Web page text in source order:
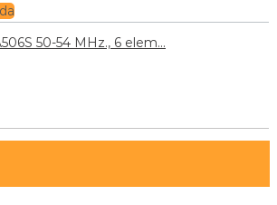
50-54 MHz., 6 elem...